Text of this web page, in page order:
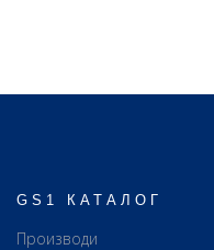
GS1 КАТАЛОГ
Производи